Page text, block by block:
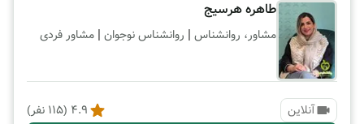
طاهره هرسیج
مشاور، روانشناس | روانشناس نوجوان | مشاور فردی
آنلاین 4.9
(
115 نفر)